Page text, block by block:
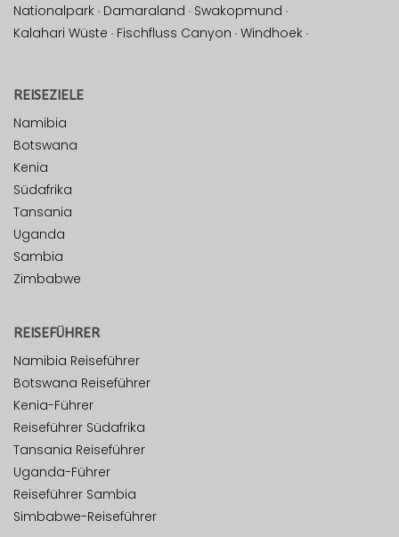
Nationalpark · Damaraland · Swakopmund ·
Kalahari Wüste · Fischfluss Canyon · Windhoek ·
REISEZIELE
Namibia
Botswana
Kenia
Südafrika
Tansania
Uganda
Sambia
Zimbabwe
REISEFÜHRER
Namibia Reiseführer
Botswana Reiseführer
Kenia-Führer
Reiseführer Südafrika
Tansania Reiseführer
Uganda-Führer
Reiseführer Sambia
Simbabwe-Reiseführer